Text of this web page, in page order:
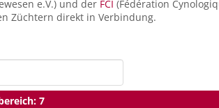
e.V.) und der FCI (Fédération
Züchtern direkt in Verbindung.
7